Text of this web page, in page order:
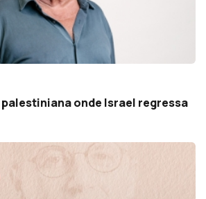
onde Israel regressa